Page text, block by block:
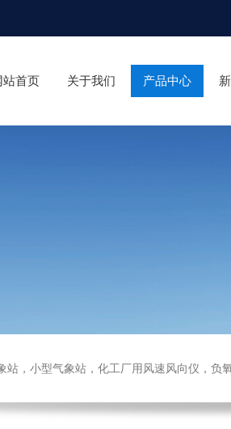
站首页 关于我们 产品中心
小型气象站，化工厂用风速风向仪，负氧离子监